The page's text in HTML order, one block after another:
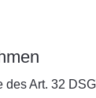
des Art. 32